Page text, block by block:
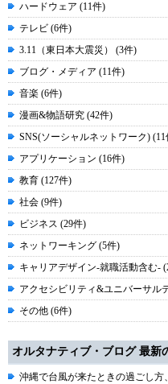
ハードウェア (11件)
テレビ (6件)
3.11（東日本大震災） (3件)
ブログ・メディア (11件)
音楽 (6件)
漫画&物語研究 (42件)
SNS(ソーシャルネットワーク) (11
アプリケーション (16件)
教育 (127件)
社会 (9件)
ビジネス (29件)
ネットワーキング (5件)
キャリアデザイン-就職活動含む-
アクセシビリティ&ユニバーサル
その他 (6件)
オルタナティブ・ブログ 最新
沖縄で台風が来たときの過ごし方